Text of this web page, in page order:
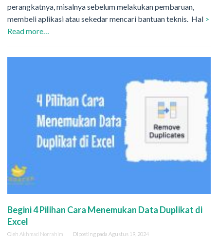
perangkatnya, misalnya sebelum melakukan pembaruan,
membeli aplikasi atau sekedar mencari bantuan teknis. Hal >
Read more…
Begini 4 Pilihan Cara Menemukan Data Duplikat di
Excel
Oleh Akhmad Norrahim Diposting pada Agustus 19, 2024